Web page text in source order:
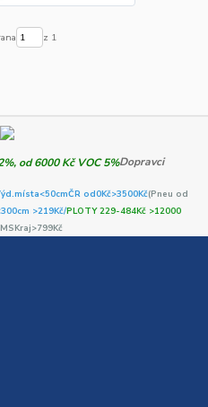
z 1
Dopravci
ČR od0Kč>3500Kč(Pneu od
>219Kč/PLOTY 229-484Kč >12000